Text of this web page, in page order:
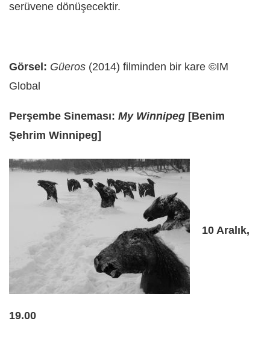
serüvene dönüşecektir.
Görsel: Güeros (2014) filminden bir kare ©IM
Global
Perşembe Sineması: My Winnipeg [Benim
Şehrim Winnipeg]
10 Aralık,
19.00